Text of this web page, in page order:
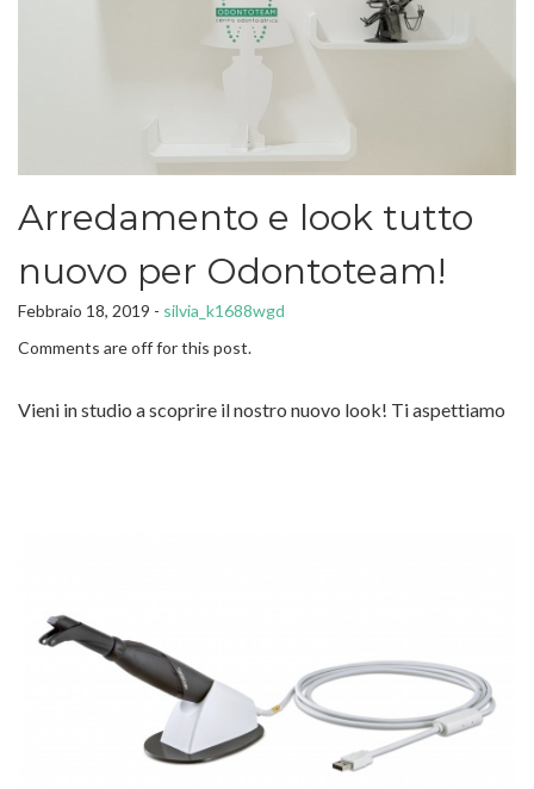
Arredamento e look tutto
nuovo per Odontoteam!
Febbraio 18, 2019 - silvia_k1688wgd
Comments are off for this post.
Vieni in studio a scoprire il nostro nuovo look! Ti aspettiamo